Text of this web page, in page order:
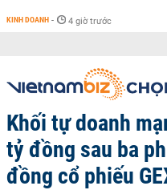
KINH DOANH - 4 giờ trước
Khối tự doanh
tỷ đồng sau ba
đồng cổ phiếu